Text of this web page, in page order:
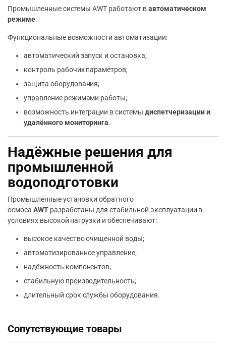
Промышленные системы AWT работают вавтоматическом
режиме.
Функциональные возможности автоматизации:
автоматический запуск и остановка;
контроль рабочих параметров;
защита оборудования;
управление режимами работы;
возможность интеграции в системыдиспетчеризации и
удалённого мониторинга.
Надёжные решения для
промышленной
водоподготовки
Промышленные установки обратного
осмоса AWTразработаны для стабильной эксплуатации в
условиях высокой нагрузки и обеспечивают:
высокое качество очищенной воды;
автоматизированное управление;
надёжность компонентов;
стабильную производительность;
длительный срок службы оборудования.
Сопутствующие товары